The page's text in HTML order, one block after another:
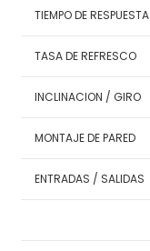
TIEMPO DE RESPUESTA
TASA DE REFRESCO
INCLINACION / GIRO
MONTAJE DE PARED
ENTRADAS / SALIDAS